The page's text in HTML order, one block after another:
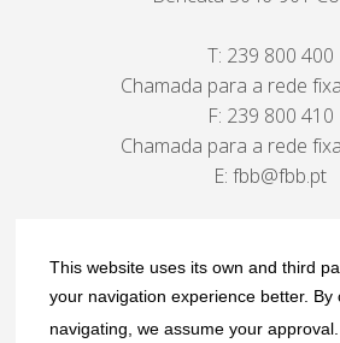
This website uses its own and third
your navigation experience better. By
navigating, we assume your approval.
T: 239 800 400
Chamada para a rede
F: 239 800 410
Chamada para a rede
E: fbb@fbb.pt